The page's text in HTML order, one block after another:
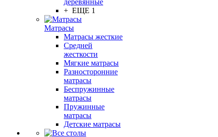
деревянные
+ ЕЩЕ 1
Матрасы
Матрасы жесткие
Средней
жесткости
Мягкие матрасы
Разносторонние
матрасы
Беспружинные
матрасы
Пружинные
матрасы
Детские матрасы